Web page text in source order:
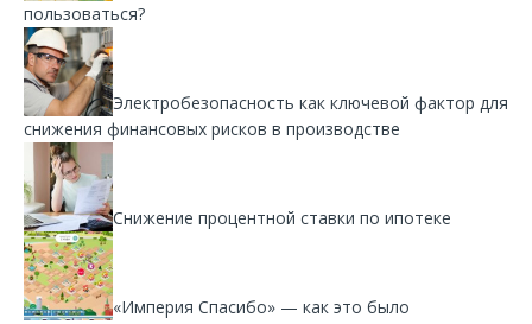
пользоваться?
Электробезопасность как ключевой фактор для
снижения финансовых рисков в производстве
Снижение процентной ставки по ипотеке
«Империя Спасибо» — как это было